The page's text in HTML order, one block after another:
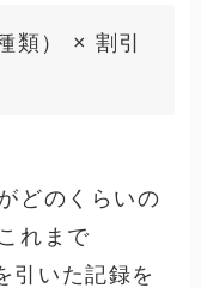
類） × 割引
どのくらいの
れまで
引いた記録を